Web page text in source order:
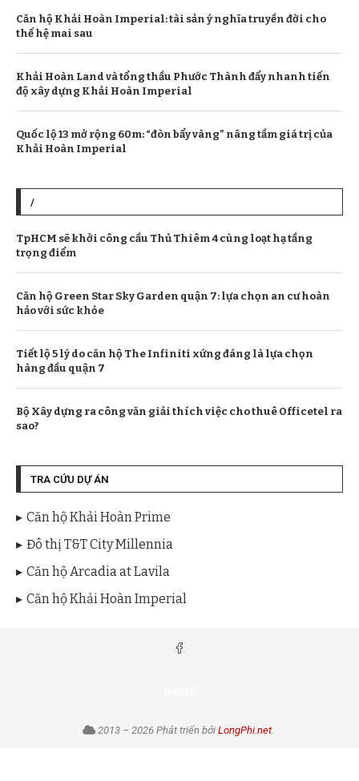
Căn hộ Khải Hoàn Imperial: tài sản ý nghĩa truyền đời cho
thế hệ mai sau
Khải Hoàn Land và tổng thầu Phước Thành đẩy nhanh tiến
độ xây dựng Khải Hoàn Imperial
Quốc lộ 13 mở rộng 60m: “đòn bẩy vàng” nâng tầm giá trị của
Khải Hoàn Imperial
/
TpHCM sẽ khởi công cầu Thủ Thiêm 4 cùng loạt hạ tầng
trọng điểm
Căn hộ Green Star Sky Garden quận 7: lựa chọn an cư hoàn
hảo với sức khỏe
Tiết lộ 5 lý do căn hộ The Infiniti xứng đáng là lựa chọn
hàng đầu quận 7
Bộ Xây dựng ra công văn giải thích việc cho thuê Officetel ra
sao?
TRA CỨU DỰ ÁN
Căn hộ Khải Hoàn Prime
Đô thị T&T City Millennia
Căn hộ Arcadia at Lavila
Căn hộ Khải Hoàn Imperial
2013 – 2026 Phát triển bởi LongPhi.net.